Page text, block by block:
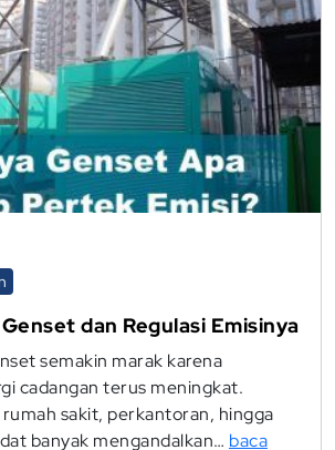
dan Regulasi Emisinya
semakin marak karena
cadangan terus meningkat.
sakit, perkantoran, hingga
banyak mengandalkan… baca